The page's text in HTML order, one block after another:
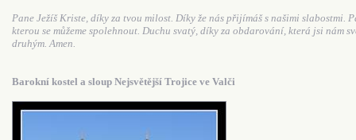
Pane Ježíš Kriste, díky za tvou milost. Díky že nás přijímáš s našimi slabostmi.
kterou se můžeme spolehnout. Duchu svatý, díky za obdarování, která jsi nám
druhým. Amen.
Barokní kostel a sloup Nejsvětější Trojice ve Valči